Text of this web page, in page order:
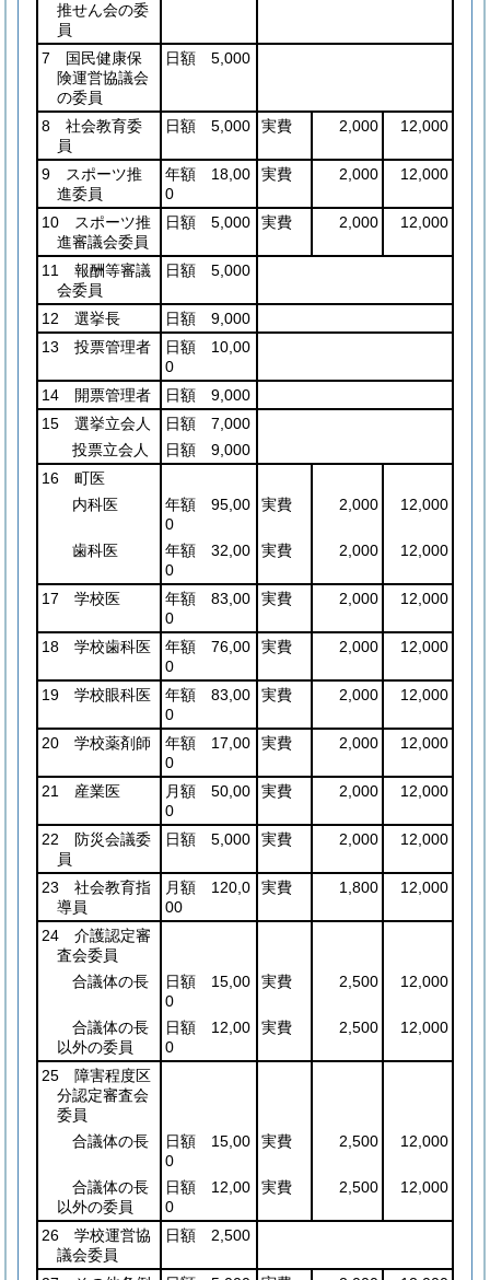
推せん会の委
員
7 国民健康保
険運営協議会
の委員
日額 5,000
8 社会教育委
員
日額 5,000 実費 2,000 12,000
9 スポーツ推
進委員
年額 18,00
0
実費 2,000 12,000
10 スポーツ推
進審議会委員
日額 5,000 実費 2,000 12,000
11 報酬等審議
会委員
日額 5,000
12 選挙長
日額 9,000
13 投票管理者
日額 10,00
0
14 開票管理者
日額 9,000
15 選挙立会人
日額 7,000
投票立会人
日額 9,000
16 町医
内科医
年額 95,00
0
実費 2,000 12,000
歯科医
年額 32,00
0
実費 2,000 12,000
17 学校医
年額 83,00
0
実費 2,000 12,000
18 学校歯科医
年額 76,00
0
実費 2,000 12,000
19 学校眼科医
年額 83,00
0
実費 2,000 12,000
20 学校薬剤師
年額 17,00
0
実費 2,000 12,000
21 産業医
月額 50,00
0
実費 2,000 12,000
22 防災会議委
員
日額 5,000 実費 2,000 12,000
23 社会教育指
導員
月額 120,0
00
実費 1,800 12,000
24 介護認定審
査会委員
合議体の長
日額 15,00
0
実費 2,500 12,000
合議体の長
以外の委員
日額 12,00
0
実費 2,500 12,000
25 障害程度区
分認定審査会
委員
合議体の長
日額 15,00
0
実費 2,500 12,000
合議体の長
以外の委員
日額 12,00
0
実費 2,500 12,000
26 学校運営協
議会委員
日額 2,500